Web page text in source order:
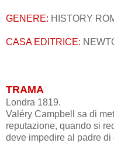
GENERE: HISTORY
CASA EDITRICE:
TRAMA
Londra 1819.
Valéry Campbell sa di
reputazione, quando si
deve impedire al padre di